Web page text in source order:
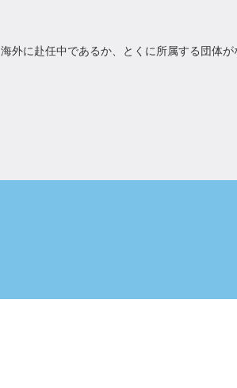
外に赴任中であるか、とくに所属する団体